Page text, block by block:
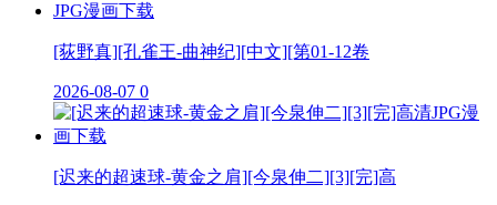
[荻野真][孔雀王-曲神纪][中文][第01-12卷
2026-08-07 0
[迟来的超速球-黄金之肩][今泉伸二][3][完]高